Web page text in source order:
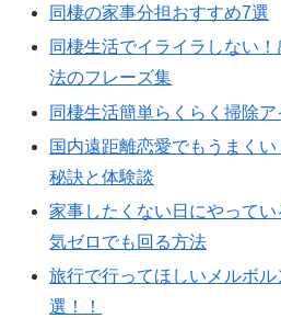
同棲の家事分担おすすめ7選
同棲生活でイライラしない
法のフレーズ集
同棲生活簡単らくらく掃除
国内遠距離恋愛でもうまく
秘訣と体験談
家事したくない日にやって
気ゼロでも回る方法
旅行で行ってほしいメルボ
選！！